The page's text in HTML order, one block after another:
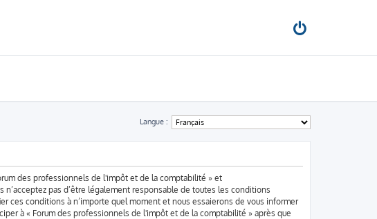
Langue :
des professionnels de l'impôt et de la comptabilité » et
pas d’être légalement responsable de toutes les conditions
ces conditions à n’importe quel moment et nous essaierons de vous informer
à « Forum des professionnels de l'impôt et de la comptabilité » après que